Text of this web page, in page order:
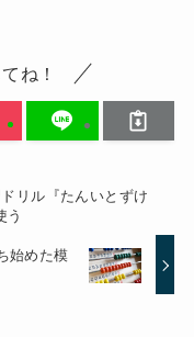
ね！
リル『たんいとずけ
う
始めた模